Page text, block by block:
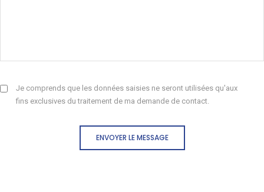
Je comprends que les données saisies ne seront utilisées qu'aux
fins exclusives du traitement de ma demande de contact.
ENVOYER LE MESSAGE